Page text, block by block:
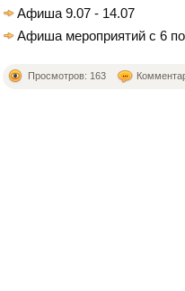
Афиша 9.07 - 14.07
Афиша мероприятий с 6
Просмотров: 163